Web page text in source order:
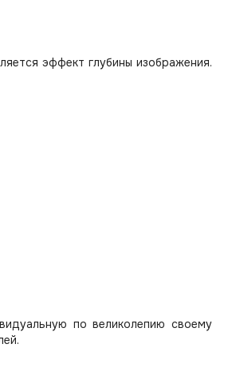
эффект глубины изображения.
по великолепию своему